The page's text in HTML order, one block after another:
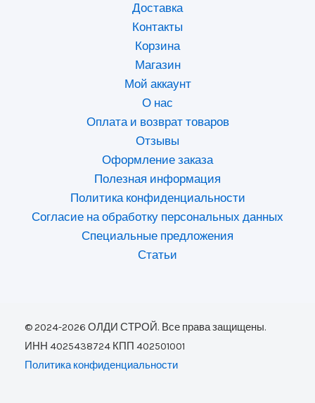
Доставка
Контакты
Корзина
Магазин
Мой аккаунт
О нас
Оплата и возврат товаров
Отзывы
Оформление заказа
Полезная информация
Политика конфиденциальности
Согласие на обработку персональных данных
Специальные предложения
Статьи
© 2024-2026 ОЛДИ СТРОЙ. Все права защищены.
ИНН 4025438724 КПП 402501001
Политика конфиденциальности